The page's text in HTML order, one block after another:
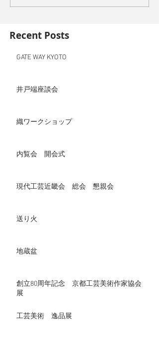
Recent Posts
GATE WAY KYOTO
井戸端座談会
織ワークショップ
内覧会 開会式
現代工芸近畿会 総会 懇親会
送り火
地蔵盆
創立80周年記念 京都工芸美術作家協会
展
工芸美術 逸品展